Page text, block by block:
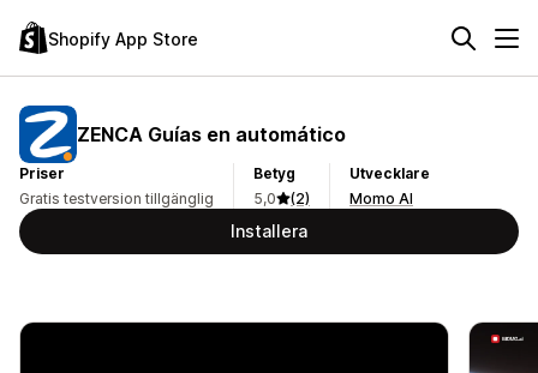
Shopify App Store
ZENCA Guías en automático
Priser
Gratis testversion tillgänglig
Betyg
5,0
(2)
Utvecklare
Momo AI
Installera